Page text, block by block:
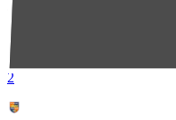
菊井 悠介
78
2